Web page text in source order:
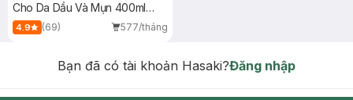
Cho Da Dầu Và Mụn 400ml
(Mới)
4.9 (69) 577/tháng
Bạn đã có tài khoản Hasaki?Đăng nhập